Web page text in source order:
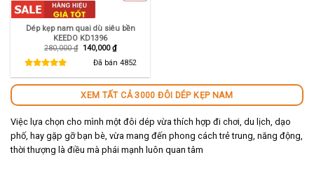
Dép kẹp nam quai dù siêu bền
KEEDO KD1396
280,000₫ Giá
280,000 ₫.
140,000₫Giá
hiện
tại
là:
140,000 ₫.
Đã bán 4852
XEM TẤT CẢ 3000 ĐÔI DÉP KẸP NAM
Việc lựa chọn cho mình một đôi dép vừa thích hợp đi chơi, du lịch, dạo
phố, hay gặp gỡ bạn bè, vừa mang đến phong cách trẻ trung, năng động,
thời thượng là điều mà phái mạnh luôn quan tâm